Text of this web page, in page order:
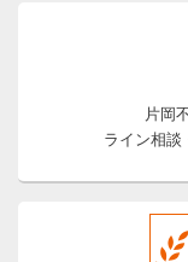
片岡
ライン相談